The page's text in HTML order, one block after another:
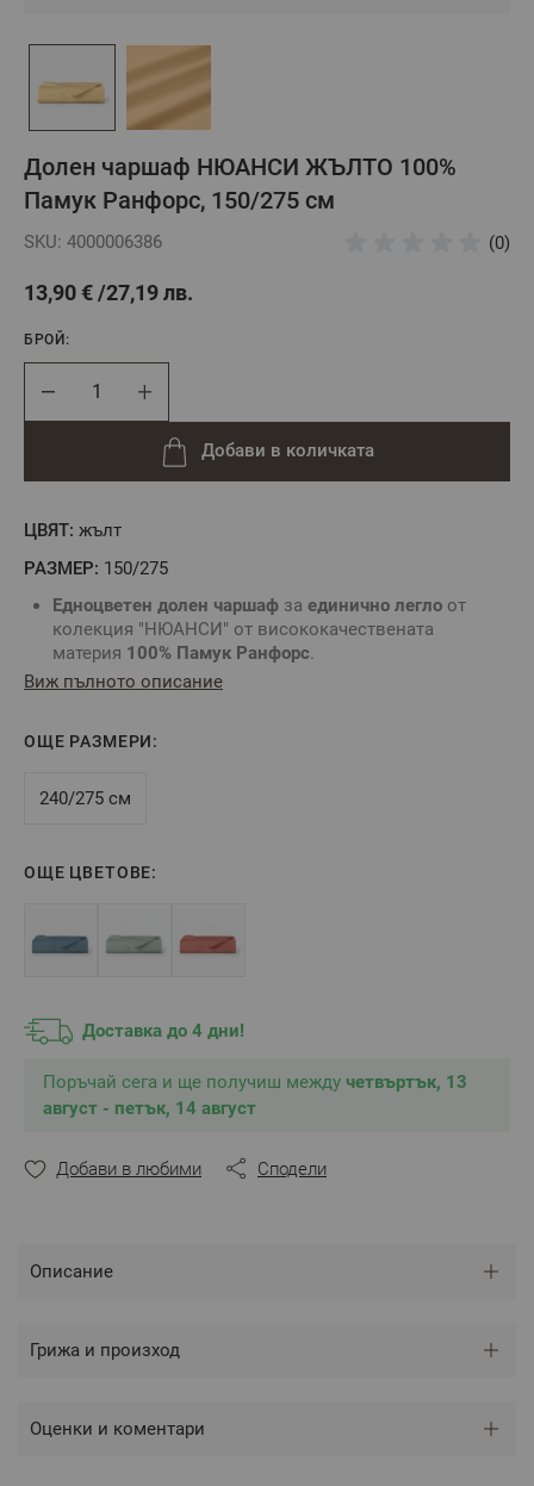
Долен чаршаф НЮАНСИ ЖЪЛТО 100%
Памук Ранфорс, 150/275 см
SKU: 4000006386 (0)
13,90 € 27,19 лв.
ЦВЯТ: жълт
РАЗМЕР: 150/275
Едноцветен долен чаршаф за единично легло от
колекция "НЮАНСИ" от висококачествената
материя 100% Памук Ранфорс.
Направете си спален комплект по Ваш избор.
чаршаф
Цвят:Жълт
** Снимките са илюстративни и е възможно
Виж пълното описание
ОЩЕ РАЗМЕРИ:
240/275 см
ОЩЕ ЦВЕТОВЕ:
Доставка до 4 дни!
Поръчай сега и ще получиш между четвъртък, 13
август - петък, 14 август
БРОЙ:
Добави в количката
Добави в любими Сподели
Описание
Грижа и произход
Оценки и коментари